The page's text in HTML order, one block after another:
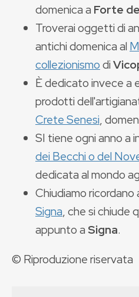
domenica a Forte
Troverai oggetti di
antichi domenica al
collezionismodi
È dedicato invece a
prodotti
Crete Senesi,
SI tiene ogni anno a
dei Becchi o del
dedicata al mondo
Chiudiamo ricordano
Signa, che si chiude
appunto aSigna.
© Riproduzione riservata